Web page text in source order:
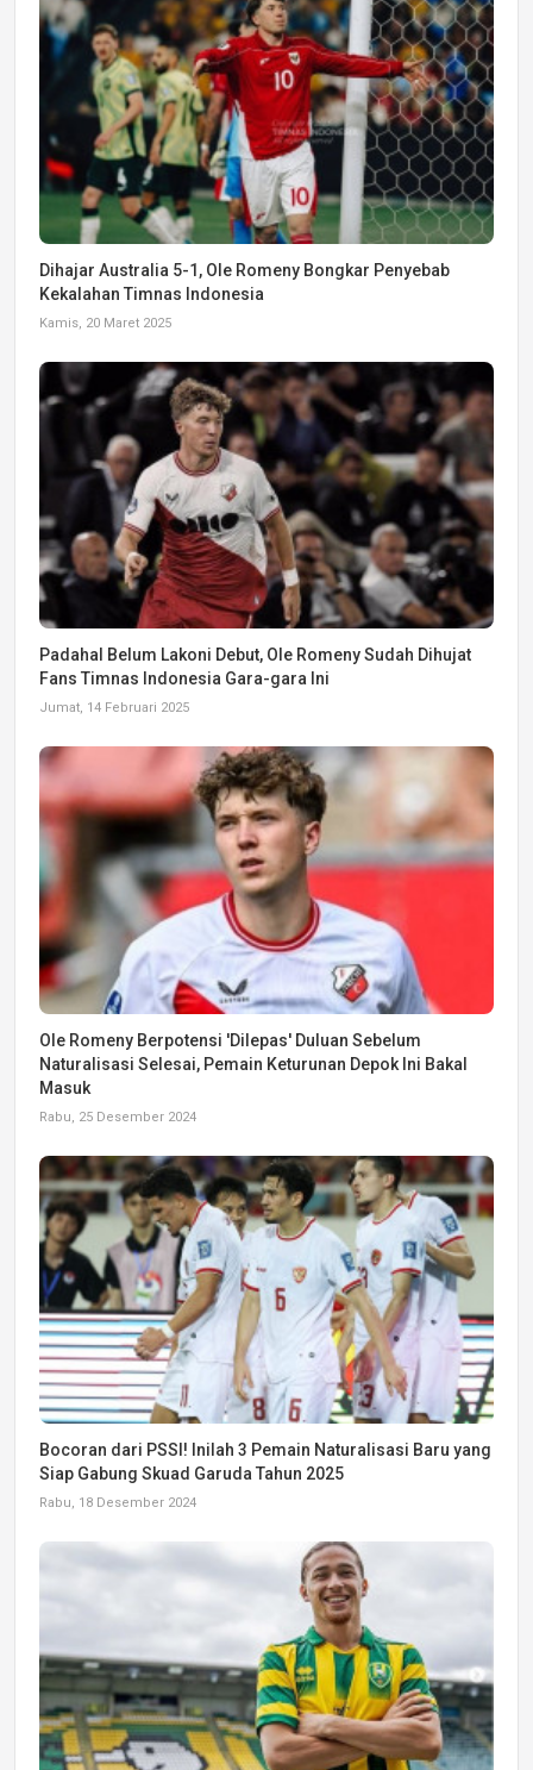
Dihajar Australia 5-1, Ole Romeny Bongkar Penyebab
Kekalahan Timnas Indonesia
Kamis, 20 Maret 2025
Padahal Belum Lakoni Debut, Ole Romeny Sudah Dihujat
Fans Timnas Indonesia Gara-gara Ini
Jumat, 14 Februari 2025
Ole Romeny Berpotensi 'Dilepas' Duluan Sebelum
Naturalisasi Selesai, Pemain Keturunan Depok Ini Bakal
Masuk
Rabu, 25 Desember 2024
Bocoran dari PSSI! Inilah 3 Pemain Naturalisasi Baru yang
Siap Gabung Skuad Garuda Tahun 2025
Rabu, 18 Desember 2024